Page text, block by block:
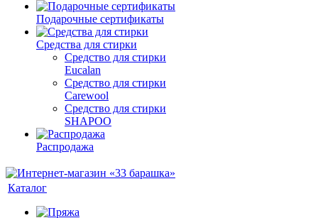
Подарочные сертификаты
Средства для стирки
Средство для стирки
Eucalan
Средство для стирки
Carewool
Средство для стирки
SHAPOO
Распродажа
Каталог